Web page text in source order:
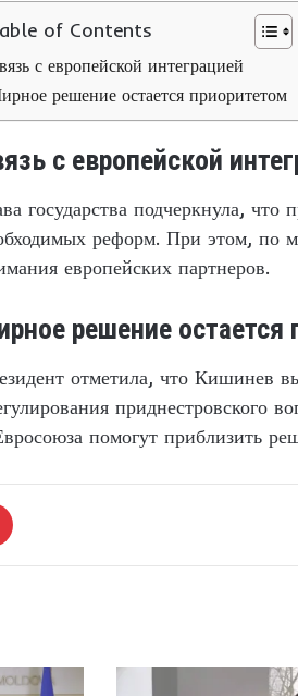
of Contents
с европейской интеграцией
решение остается приоритетом
с европейской
государства подчеркнула, что
реформ. При этом, по
европейских партнеров.
решение остается
отметила, что Кишинев
приднестровского
помогут приблизить